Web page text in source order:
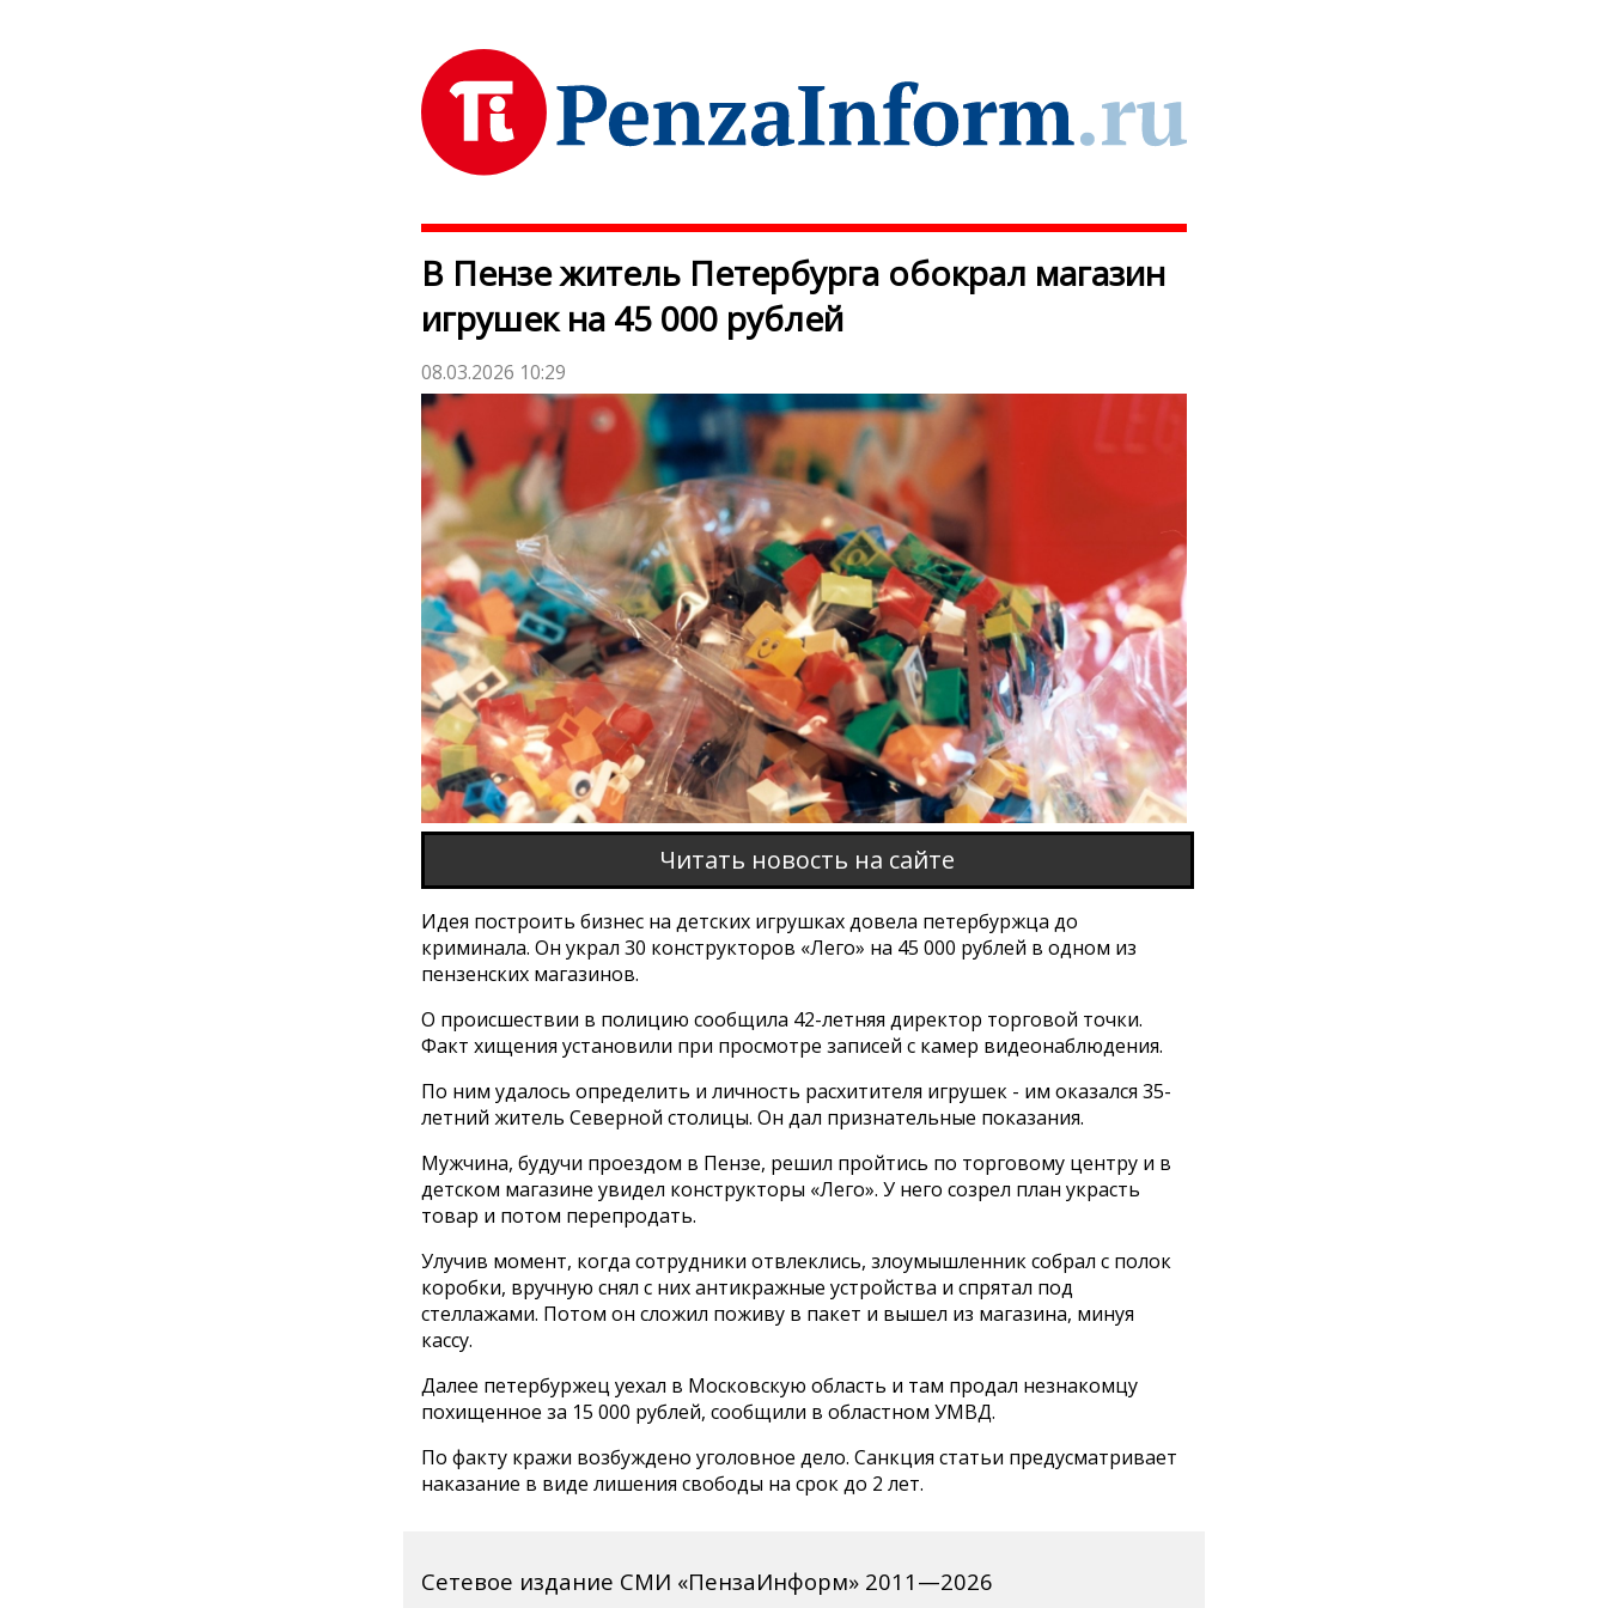
В Пензе житель Петербурга обокрал магазин
игрушек на 45 000 рублей
08.03.2026 10:29
Читать новость на сайте
Идея построить бизнес на детских игрушках довела петербуржца до
криминала. Он украл 30 конструкторов «Лего» на 45 000 рублей в одном из
пензенских магазинов.
О происшествии в полицию сообщила 42-летняя директор торговой точки.
Факт хищения установили при просмотре записей с камер видеонаблюдения.
По ним удалось определить и личность расхитителя игрушек - им оказался 35-
летний житель Северной столицы. Он дал признательные показания.
Мужчина, будучи проездом в Пензе, решил пройтись по торговому центру и в
детском магазине увидел конструкторы «Лего». У него созрел план украсть
товар и потом перепродать.
Улучив момент, когда сотрудники отвлеклись, злоумышленник собрал с полок
коробки, вручную снял с них антикражные устройства и спрятал под
стеллажами. Потом он сложил поживу в пакет и вышел из магазина, минуя
кассу.
Далее петербуржец уехал в Московскую область и там продал незнакомцу
похищенное за 15 000 рублей, сообщили в областном УМВД.
По факту кражи возбуждено уголовное дело. Санкция статьи предусматривает
наказание в виде лишения свободы на срок до 2 лет.
Сетевое издание СМИ «ПензаИнформ» 2011—2026